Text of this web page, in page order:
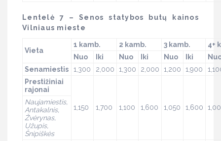
Lentelė 7 – Senos statybos butų kainos
Vilniaus mieste
Vieta
1 kamb. 2 kamb. 3 kamb.
4+
Nuo
Iki Nuo Iki Nuo Iki
Senamiestis
1,300 2,000 1,300 2,000 1,200 1,900
Prestižiniai
rajonai
1,150 1,700 1,100 1,600 1,050 1,600
Naujamiestis,
Antakalnis,
Žvėrynas,
Užupis,
Šnipiškės